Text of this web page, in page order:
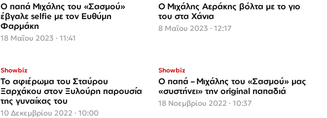
Ο παπά Μιχάλης του «Σασμού»
έβγαλε selfie με τον Ευθύμη
Φαρμάκη
18 Μαΐου 2023 · 11:41
Ο Μιχάλης Αεράκης βόλτα με το γιο
του στα Χάνια
8 Μαΐου 2023 · 12:17
Showbiz
Το αφιέρωμα του Σταύρου
Ξαρχάκου στον Ξυλούρη παρουσία
της γυναίκας του
10 Δεκεμβρίου 2022 · 10:00
Showbiz
Ο παπά – Μιχάλης του «Σασμού» μας
«συστήνει» την original παπαδιά
18 Νοεμβρίου 2022 · 10:37